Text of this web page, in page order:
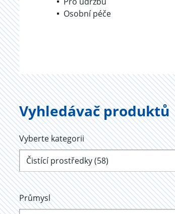
Osobní péče
Vyhledávač produktů
Vyberte kategorii
Čistící prostředky (58)
Průmysl